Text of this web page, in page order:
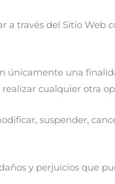
través del Sitio Web
únicamente una
cualquier otra
suspender,
y perjuicios que